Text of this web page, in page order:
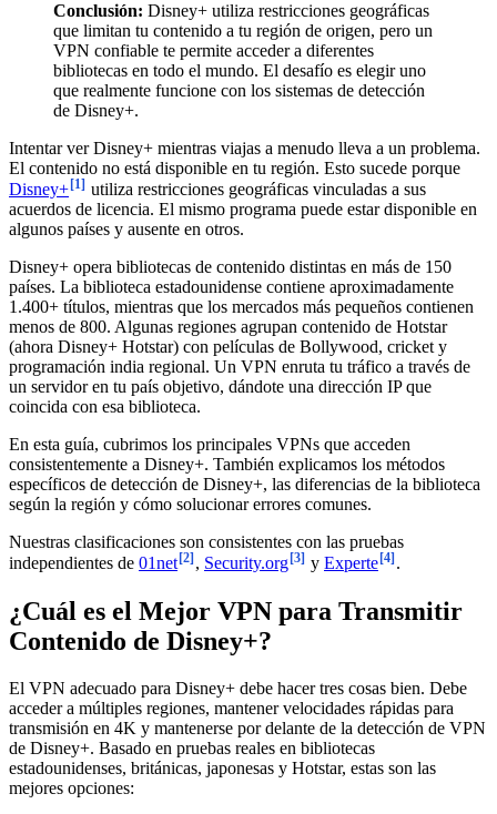
Conclusión: Disney+ utiliza restricciones geográficas
que limitan tu contenido a tu región de origen, pero un
VPN confiable te permite acceder a diferentes
bibliotecas en todo el mundo. El desafío es elegir uno
que realmente funcione con los sistemas de detección
de Disney+.
Intentar ver Disney+ mientras viajas a menudo lleva a un problema.
El contenido no está disponible en tu región. Esto sucede porque
Disney+ [1] utiliza restricciones geográficas vinculadas a sus
acuerdos de licencia. El mismo programa puede estar disponible en
algunos países y ausente en otros.
Disney+ opera bibliotecas de contenido distintas en más de 150
países. La biblioteca estadounidense contiene aproximadamente
1.400+ títulos, mientras que los mercados más pequeños contienen
menos de 800. Algunas regiones agrupan contenido de Hotstar
(ahora Disney+ Hotstar) con películas de Bollywood, cricket y
programación india regional. Un VPN enruta tu tráfico a través de
un servidor en tu país objetivo, dándote una dirección IP que
coincida con esa biblioteca.
En esta guía, cubrimos los principales VPNs que acceden
consistentemente a Disney+. También explicamos los métodos
específicos de detección de Disney+, las diferencias de la biblioteca
según la región y cómo solucionar errores comunes.
Nuestras clasificaciones son consistentes con las pruebas
independientes de 01net [2] , Security.org [3] y Experte [4] .
¿Cuál es el Mejor VPN para Transmitir
Contenido de Disney+?
El VPN adecuado para Disney+ debe hacer tres cosas bien. Debe
acceder a múltiples regiones, mantener velocidades rápidas para
transmisión en 4K y mantenerse por delante de la detección de VPN
de Disney+. Basado en pruebas reales en bibliotecas
estadounidenses, británicas, japonesas y Hotstar, estas son las
mejores opciones: